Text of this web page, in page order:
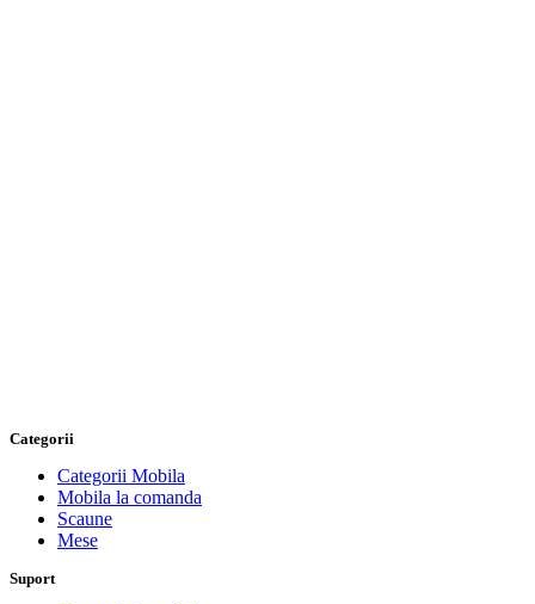
Categorii
Categorii Mobila
Mobila la comanda
Scaune
Mese
Suport